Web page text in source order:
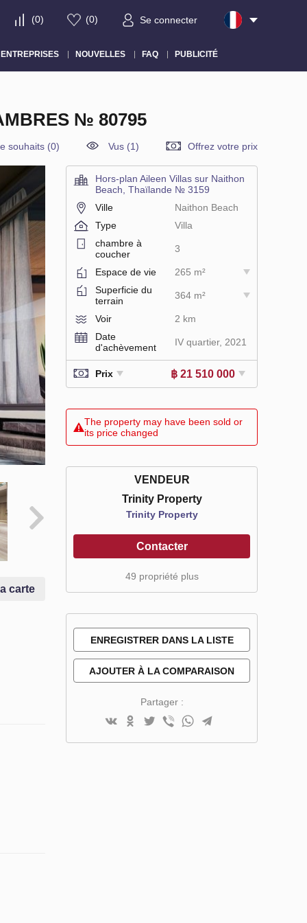
(0) (0) Se connecter
ENTREPRISES NOUVELLES FAQ PUBLICITÉ
№ 80795
souhaits (0) Vus (1) Offrez votre prix
carte
Hors-plan Aileen Villas sur Naithon
Beach, Thaïlande № 3159
Ville
Naithon Beach
Type
Villa
chambre à
coucher
3
Espace de vie
265 m²
Superficie du
terrain
364 m²
Voir
2 km
Date
d'achèvement
IV quartier, 2021
Prix ฿ 21 510 000
The property may have been sold or
its price changed
VENDEUR
Trinity Property
Trinity Property
Contacter
49 propriété plus
ENREGISTRER DANS LA LISTE
DE SOUHAITS
AJOUTER À LA COMPARAISON
Partager :